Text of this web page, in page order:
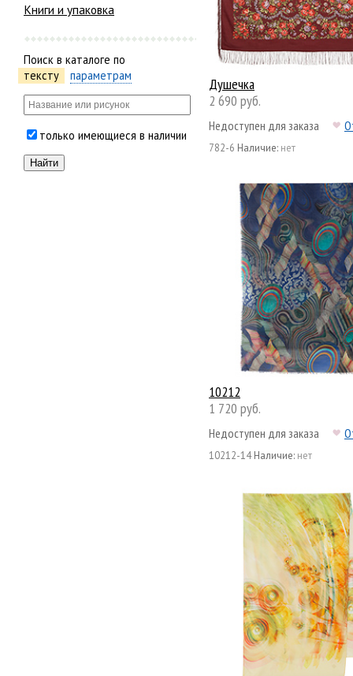
Книги и упаковка
Поиск в каталоге по
тексту
параметрам
только имеющиеся в наличии
Душечка
2 690 руб.
Недоступен для заказа
782-6 Наличие: нет
10212
1 720 руб.
Недоступен для заказа
10212-14 Наличие: нет